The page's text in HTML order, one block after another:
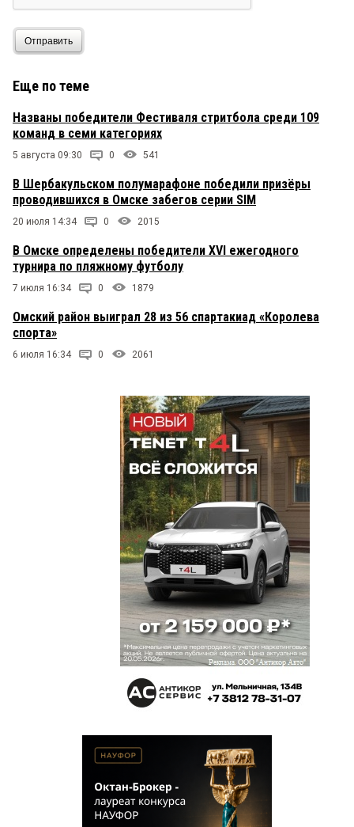
Отправить
Еще по теме
Названы победители Фестиваля стритбола среди 109
команд в семи категориях
5 августа 09:30 0 541
В Шербакульском полумарафоне победили призёры
проводившихся в Омске забегов серии SIM
20 июля 14:34 0 2015
В Омске определены победители XVI ежегодного
турнира по пляжному футболу
7 июля 16:34 0 1879
Омский район выиграл 28 из 56 спартакиад «Королева
спорта»
6 июля 16:34 0 2061